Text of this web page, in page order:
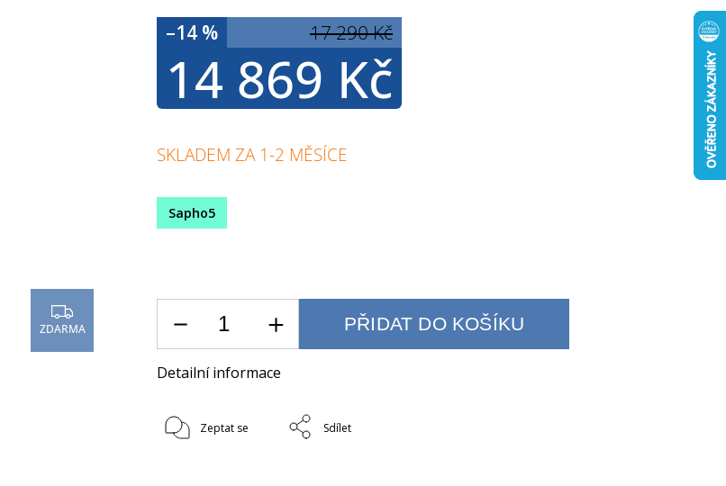
ZDARMA
17 290 Kč
–14 %
14 869 Kč
Sapho5
SKLADEM ZA 1-2 MĚSÍCE
PŘIDAT DO KOŠÍKU
Detailní informace
Zeptat se Sdílet